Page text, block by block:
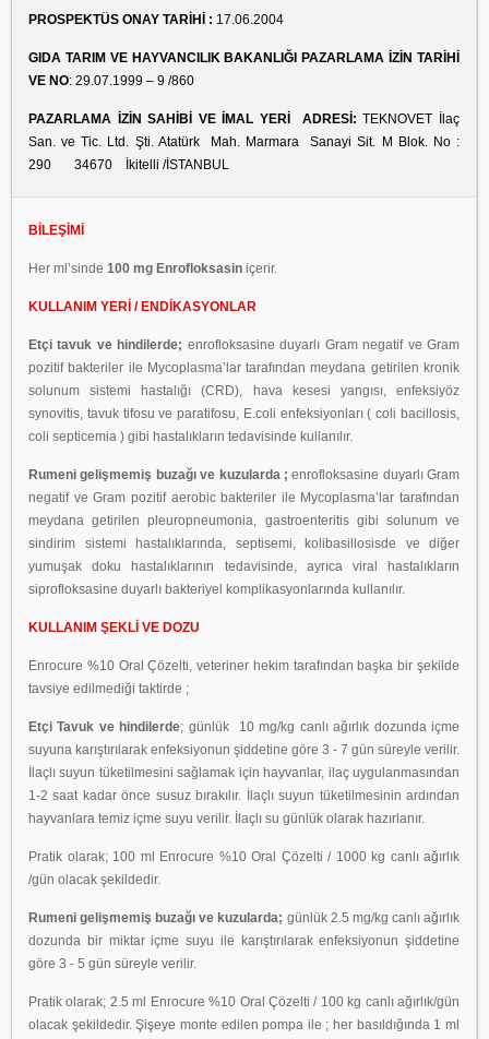
PROSPEKTÜS ONAY TARİHİ : 17.06.2004
GIDA TARIM VE HAYVANCILIK BAKANLIĞI PAZARLAMA İZİN TARİHİ
VE NO: 29.07.1999 – 9 /860
PAZARLAMA İZİN SAHİBİ VE İMAL YERİ ADRESİ: TEKNOVET İlaç
San. ve Tic. Ltd. Şti. Atatürk Mah. Marmara Sanayi Sit. M Blok. No :
290 34670 İkitelli /İSTANBUL
BİLEŞİMİ
Her ml’sinde 100 mg Enrofloksasin içerir.
KULLANIM YERİ / ENDİKASYONLAR
Etçi tavuk ve hindilerde; enrofloksasine duyarlı Gram negatif ve Gram
pozitif bakteriler ile Mycoplasma’lar tarafından meydana getirilen kronik
solunum sistemi hastalığı (CRD), hava kesesi yangısı, enfeksiyöz
synovitis, tavuk tifosu ve paratifosu, E.coli enfeksiyonları ( coli bacillosis,
coli septicemia ) gibi hastalıkların tedavisinde kullanılır.
Rumeni gelişmemiş buzağı ve kuzularda ;enrofloksasine duyarlı Gram
negatif ve Gram pozitif aerobic bakteriler ile Mycoplasma’lar tarafından
meydana getirilen pleuropneumonia, gastroenteritis gibi solunum ve
sindirim sistemi hastalıklarında, septisemi, kolibasillosisde ve diğer
yumuşak doku hastalıklarının tedavisinde, ayrıca viral hastalıkların
siprofloksasine duyarlı bakteriyel komplikasyonlarında kullanılır.
KULLANIM ŞEKLİ VE DOZU
Enrocure %10 Oral Çözelti, veteriner hekim tarafından başka bir şekilde
tavsiye edilmediği taktirde ;
Etçi Tavuk ve hindilerde; günlük 10 mg/kg canlı ağırlık dozunda içme
suyuna karıştırılarak enfeksiyonun şiddetine göre 3 - 7 gün süreyle verilir.
İlaçlı suyun tüketilmesini sağlamak için hayvanlar, ilaç uygulanmasından
1-2 saat kadar önce susuz bırakılır. İlaçlı suyun tüketilmesinin ardından
hayvanlara temiz içme suyu verilir. İlaçlı su günlük olarak hazırlanır.
Pratik olarak; 100 ml Enrocure %10 Oral Çözelti / 1000 kg canlı ağırlık
/gün olacak şekildedir.
Rumeni gelişmemiş buzağı ve kuzularda; günlük 2.5 mg/kg canlı ağırlık
dozunda bir miktar içme suyu ile karıştırılarak enfeksiyonun şiddetine
göre 3 - 5 gün süreyle verilir.
Pratik olarak; 2.5 ml Enrocure %10 Oral Çözelti / 100 kg canlı ağırlık/gün
olacak şekildedir. Şişeye monte edilen pompa ile ; her basıldığında 1 ml